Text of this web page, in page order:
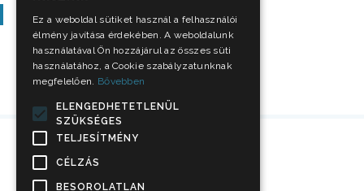
Szavazás
Ez a weboldal sütiket használ a felhasználói
élmény javítása érdekében. A weboldalunk
használatával Ön hozzájárul az összes süti
használatához, a Cookie szabályzatunknak
megfelelően. Bővebben
ELENGEDHETETLENÜL
SZÜKSÉGES
TELJESÍTMÉNY
CÉLZÁS
BESOROLATLAN